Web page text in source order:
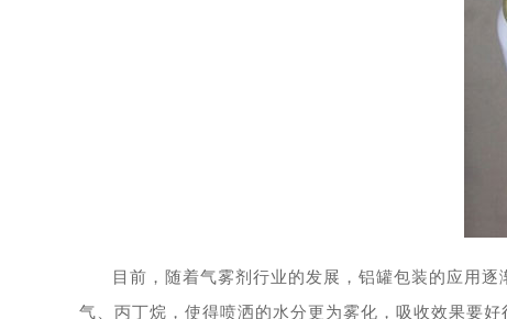
目前，随着气雾剂行业的发展，铝罐包装的应用
气、丙丁烷，使得喷洒的水分更为雾化，吸收效果要